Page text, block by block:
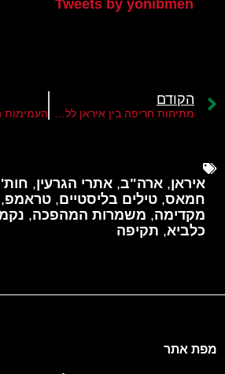
Tweets by yonibmen
הקודם
מתיחות חריפה בין איראן ללבנון-סדקים בציר ההתנגדות
איראן, ארה"ב, אתרי הגרעין,
חמאס, טילים בליסטיים, טראמפ,
מקדימה, משמרות המהפכה,
כלביא, תקיפה
מפת אתר